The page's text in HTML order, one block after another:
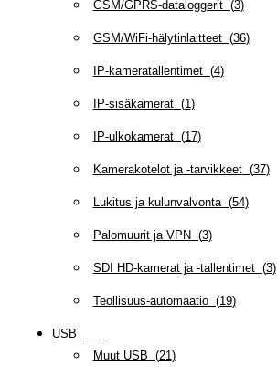
GSM/GPRS-dataloggerit(3)
GSM/WiFi-hälytinlaitteet(36)
IP-kameratallentimet(4)
IP-sisäkamerat(1)
IP-ulkokamerat(17)
Kamerakotelot ja -tarvikkeet(37)
Lukitus ja kulunvalvonta(54)
Palomuurit ja VPN (3)
SDI HD-kamerat ja -tallentimet(3)
Teollisuus-automaatio(19)
USB
Muut USB (21)